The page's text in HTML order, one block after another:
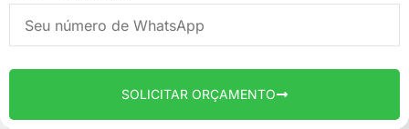
SOLICITAR ORÇAMENTO